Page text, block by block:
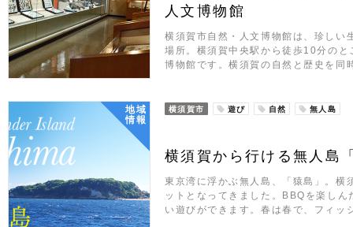
人文博物館
横須賀市自然・人文博物館は、珍しい
場所。横須賀中央駅から徒歩10分の
博物館です。横須賀の自然と歴史を
地域
情報
横須賀市 遊び 自然 無人島
横須賀から行ける無人島
東京湾に浮かぶ無人島、「猿島」。横
ットとなってきました。BBQを楽し
い遊びができます。春は春で、フィ